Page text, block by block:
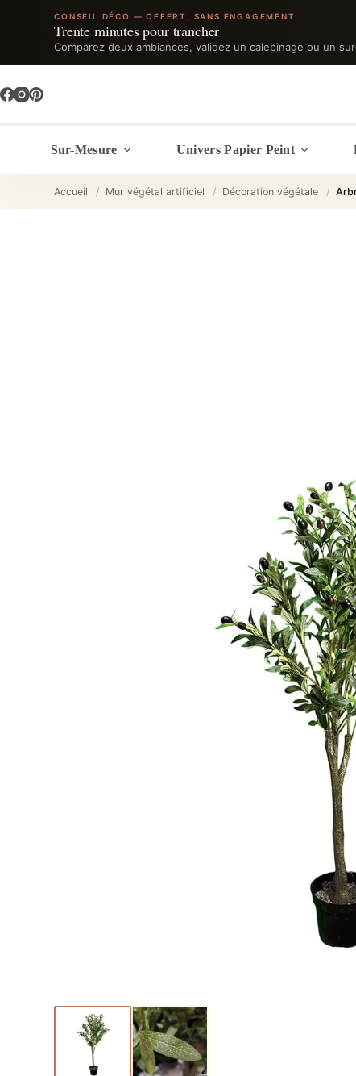
CONSEIL DÉCO — OFFERT, SANS ENGAGEMENT
Trente minutes pour trancher
Comparez deux ambiances, validez un calepinage ou un
au
contenu
Sur-Mesure Univers Papier Peint
Accueil / Mur végétal artificiel / Décoration végétale /